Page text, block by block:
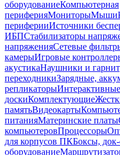
оборудованиеКомпьютерная
периферияМониторыМыши
периферииИсточники
ИБПСтабилизаторы
напряженияСетевые
камерыИгровые
акустикаНаушники и
переходникиЗарядные,
репликаторы
доскиКомплектующие
памятьВидеокарты
питанияМатеринские платы
компьютеровПроцессоры
для корпусов ПКБоксы,
оборудование